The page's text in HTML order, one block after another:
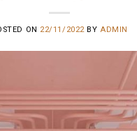
ON 22/11/2022BYADMIN